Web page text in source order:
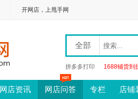
开网店，上甩手网
全部
拼多多打印 1688铺货到
网店资讯 网店问答 专栏 店铺